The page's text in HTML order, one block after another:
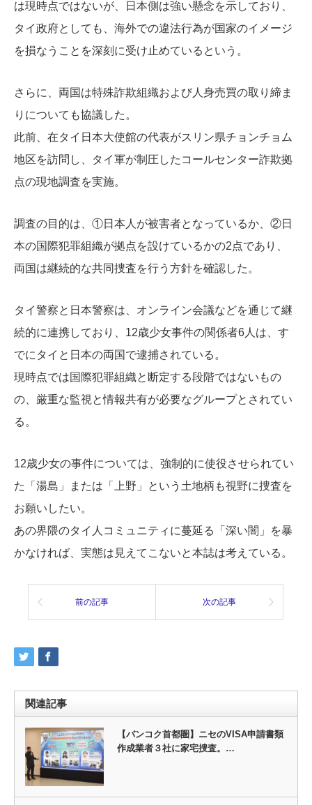
は現時点ではないが、日本側は強い懸念を示しており、
タイ政府としても、海外での違法行為が国家のイメージ
を損なうことを深刻に受け止めているという。
さらに、両国は特殊詐欺組織および人身売買の取り締ま
りについても協議した。
此前、在タイ日本大使館の代表がスリン県チョンチョム
地区を訪問し、タイ軍が制圧したコールセンター詐欺拠
点の現地調査を実施。
調査の目的は、 ①日本人が被害者となっているか、 ②日
本の国際犯罪組織が拠点を設けているかの2点であり、
両国は継続的な共同捜査を行う方針を確認した。
タイ警察と日本警察は、オンライン会議などを通じて継
続的に連携しており、12歳少女事件の関係者6人は、す
でにタイと日本の両国で逮捕されている。
現時点では国際犯罪組織と断定する段階ではないもの
の、厳重な監視と情報共有が必要なグループとされてい
る。
12歳少女の事件については、強制的に使役させられてい
た「湯島」または「上野」という土地柄も視野に捜査を
お願いしたい。
あの界隈のタイ人コミュニティに蔓延る「深い闇」を暴
かなければ、実態は見えてこないと本誌は考えている。
前の記事 次の記事
関連記事
【バンコク首都圏】ニセのVISA申請書類
作成業者３社に家宅捜査。…